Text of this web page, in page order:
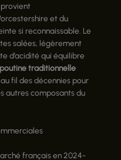
et du
si reconnaissable. Le
salées, légèrement
d’acidité qui équilibre
traditionnelle
fil des décennies pour
autres composants du
français en 2024-